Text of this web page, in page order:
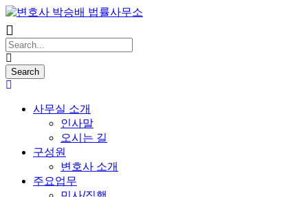
사무실 소개
인사말
오시는 길
구성원
변호사 소개
주요업무